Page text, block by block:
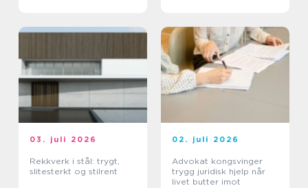
03. juli 2026
Rekkverk i stål: trygt,
slitesterkt og stilrent
02. juli 2026
Advokat kongsvinger
trygg juridisk hjelp når
livet butter imot